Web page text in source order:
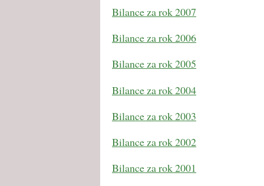
Bilance za rok 2007
Bilance za rok 2006
Bilance za rok 2005
Bilance za rok 2004
Bilance za rok 2003
Bilance za rok 2002
Bilance za rok 2001